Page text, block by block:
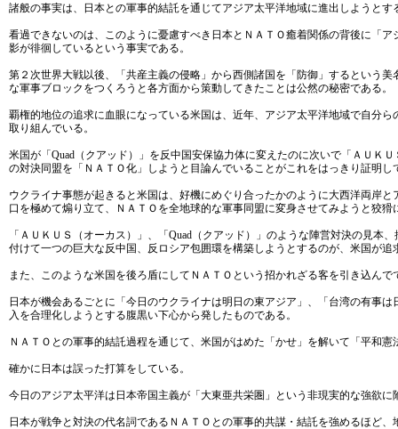
諸般の事実は、日本との軍事的結託を通じてアジア太平洋地域に進出しようと
看過できないのは、このように憂慮すべき日本とＮＡＴＯ癒着関係の背後に「
影が徘徊しているという事実である。
第２次世界大戦以後、「共産主義の侵略」から西側諸国を「防御」するという
な軍事ブロックをつくろうと各方面から策動してきたことは公然の秘密である。
覇権的地位の追求に血眼になっている米国は、近年、アジア太平洋地域で自分
取り組んでいる。
米国が「Quad（クアッド）」を反中国安保協力体に変えたのに次いで「ＡＵＫ
の対決同盟を「ＮＡＴＯ化」しようと目論んでいることがこれをはっきり証明し
ウクライナ事態が起きると米国は、好機にめぐり合ったかのように大西洋両岸
口を極めて煽り立て、ＮＡＴＯを全地球的な軍事同盟に変身させてみようと狡猾
「ＡＵＫＵＳ（オーカス）」、「Quad（クアッド）」のような陣営対決の見
付けて一つの巨大な反中国、反ロシア包囲環を構築しようとするのが、米国が追
また、このような米国を後ろ盾にしてＮＡＴＯという招かれざる客を引き込ん
日本が機会あるごとに「今日のウクライナは明日の東アジア」、「台湾の有事
入を合理化しようとする腹黒い下心から発したものである。
ＮＡＴＯとの軍事的結託過程を通じて、米国がはめた「かせ」を解いて「平和
確かに日本は誤った打算をしている。
今日のアジア太平洋は日本帝国主義が「大東亜共栄圏」という非現実的な強欲
日本が戦争と対決の代名詞であるＮＡＴＯとの軍事的共謀・結託を強めるほど